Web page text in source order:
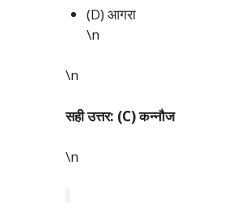
(D) आगरा
\n
\n
सही उत्तर: (C) कन्नौज
\n